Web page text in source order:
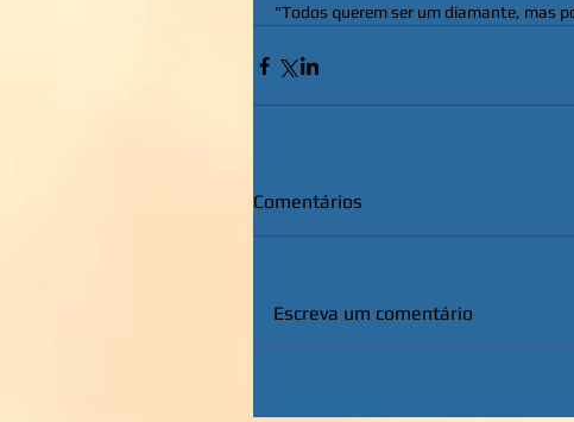
"Todos querem ser um diamante, mas
Comentários
Escreva um comentário